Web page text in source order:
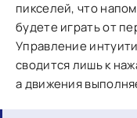
пикселей, что
будете играть от
Управление
сводится лишь к
а движения